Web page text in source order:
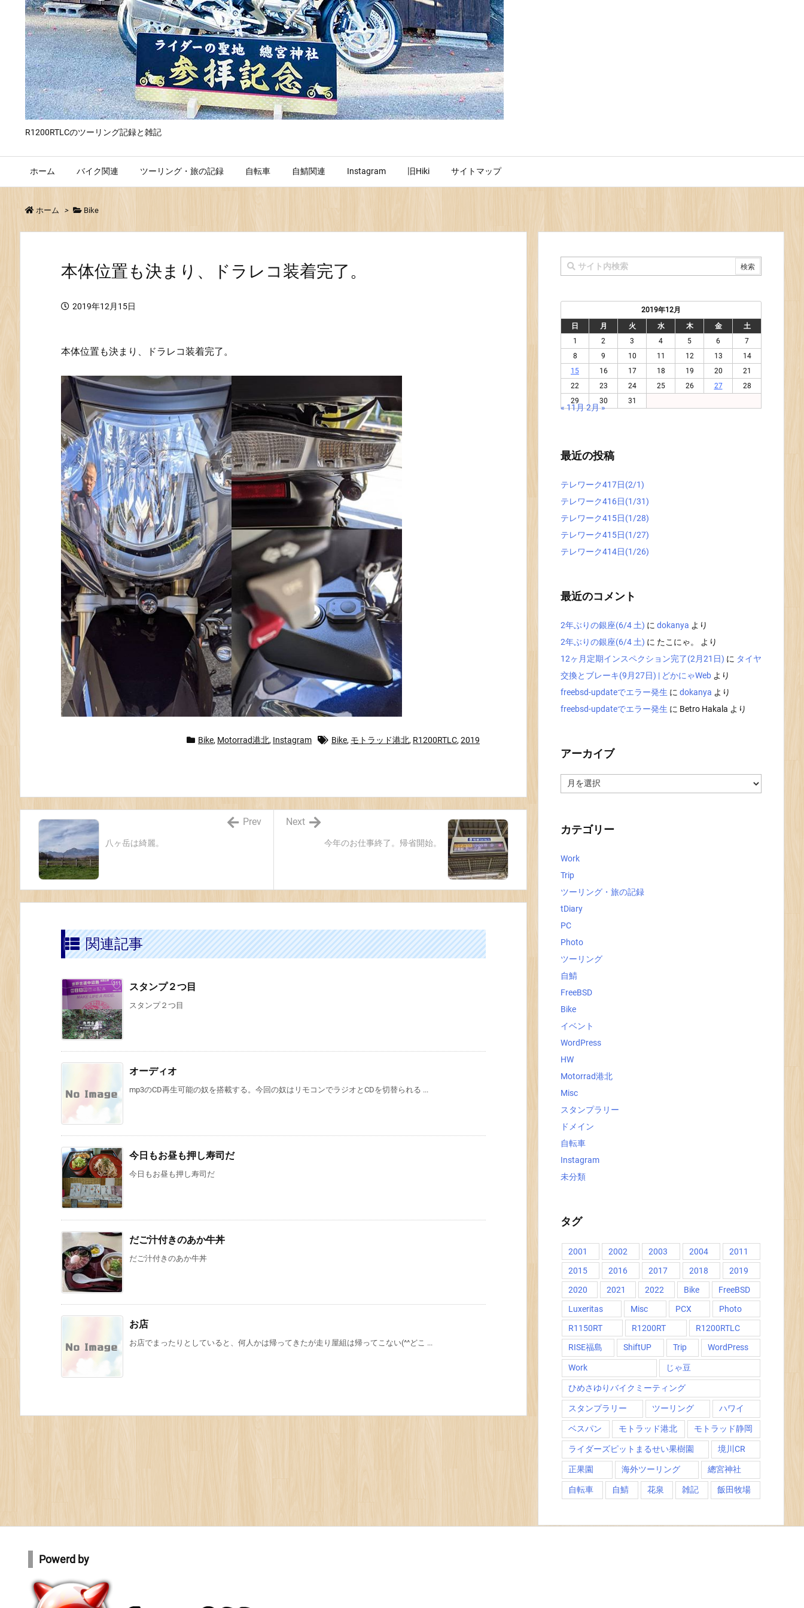
R1200RTLCのツーリング記録と雑記
ホーム バイク関連 ツーリング・旅の記録 自転車 自鯖関連 Instagram 旧Hiki サイトマップ
ホーム > Bike
本体位置も決まり、ドラレコ装着完了。
2019年12月15日
本体位置も決まり、ドラレコ装着完了。
Bike, Motorrad港北, Instagram Bike, モトラッド港北, R1200RTLC, 2019
今年のお仕事終了。帰省開始。
Next
八ヶ岳は綺麗。
Prev
関連記事
スタンプ２つ目
スタンプ２つ目
オーディオ
mp3のCD再生可能の奴を搭載する。今回の奴はリモコンでラジオとCDを切替られる ...
今日もお昼も押し寿司だ
今日もお昼も押し寿司だ
だご汁付きのあか牛丼
だご汁付きのあか牛丼
お店
お店でまったりとしていると、何人かは帰ってきたが走り屋組は帰ってこない(^^どこ ...
2019年12月
日
月 火 水 木 金
土
1
2 3 4 5 6
7
8
9 10 11 12 13
14
15
16 17 18 19 20
21
22
23 24 25 26 27
28
29
30 31
« 11月2月 »
最近の投稿
テレワーク417日(2/1)
テレワーク416日(1/31)
テレワーク415日(1/28)
テレワーク415日(1/27)
テレワーク414日(1/26)
最近のコメント
2年ぶりの銀座(6/4 土) に dokanya より
2年ぶりの銀座(6/4 土) に たこにゃ。
より
12ヶ月定期インスペクション完了(2月21日) に タイヤ
交換とブレーキ(9月27日) | どかにゃWeb より
freebsd-updateでエラー発生 に dokanya より
freebsd-updateでエラー発生 に Betro Hakala より
アーカイブ
ー
カテゴリー
Work
Trip
ツーリング・旅の記録
tDiary
PC
Photo
ツーリング
自鯖
FreeBSD
Bike
イベント
WordPress
HW
Motorrad港北
Misc
スタンプラリー
ドメイン
自転車
Instagram
未分類
タグ
2001 2002 2003 2004
2011
2015
2016 2017 2018
2019
2020
2021 2022 Bike
FreeBSD
Luxeritas
Misc PCX
Photo
R1150RT
R1200RT
R1200RTLC
RISE福島
ShiftUP Trip WordPress
Work じゃ豆
ひめさゆりバイクミーティング
スタンプラリー ツーリング ハワイ
ベスパン モトラッド港北 モトラッド静岡
ライダーズピットまるせい果樹園 境川CR
正果園 海外ツーリング 總宮神社
自転車 自鯖 花泉 雑記 飯田牧場
Powerd by